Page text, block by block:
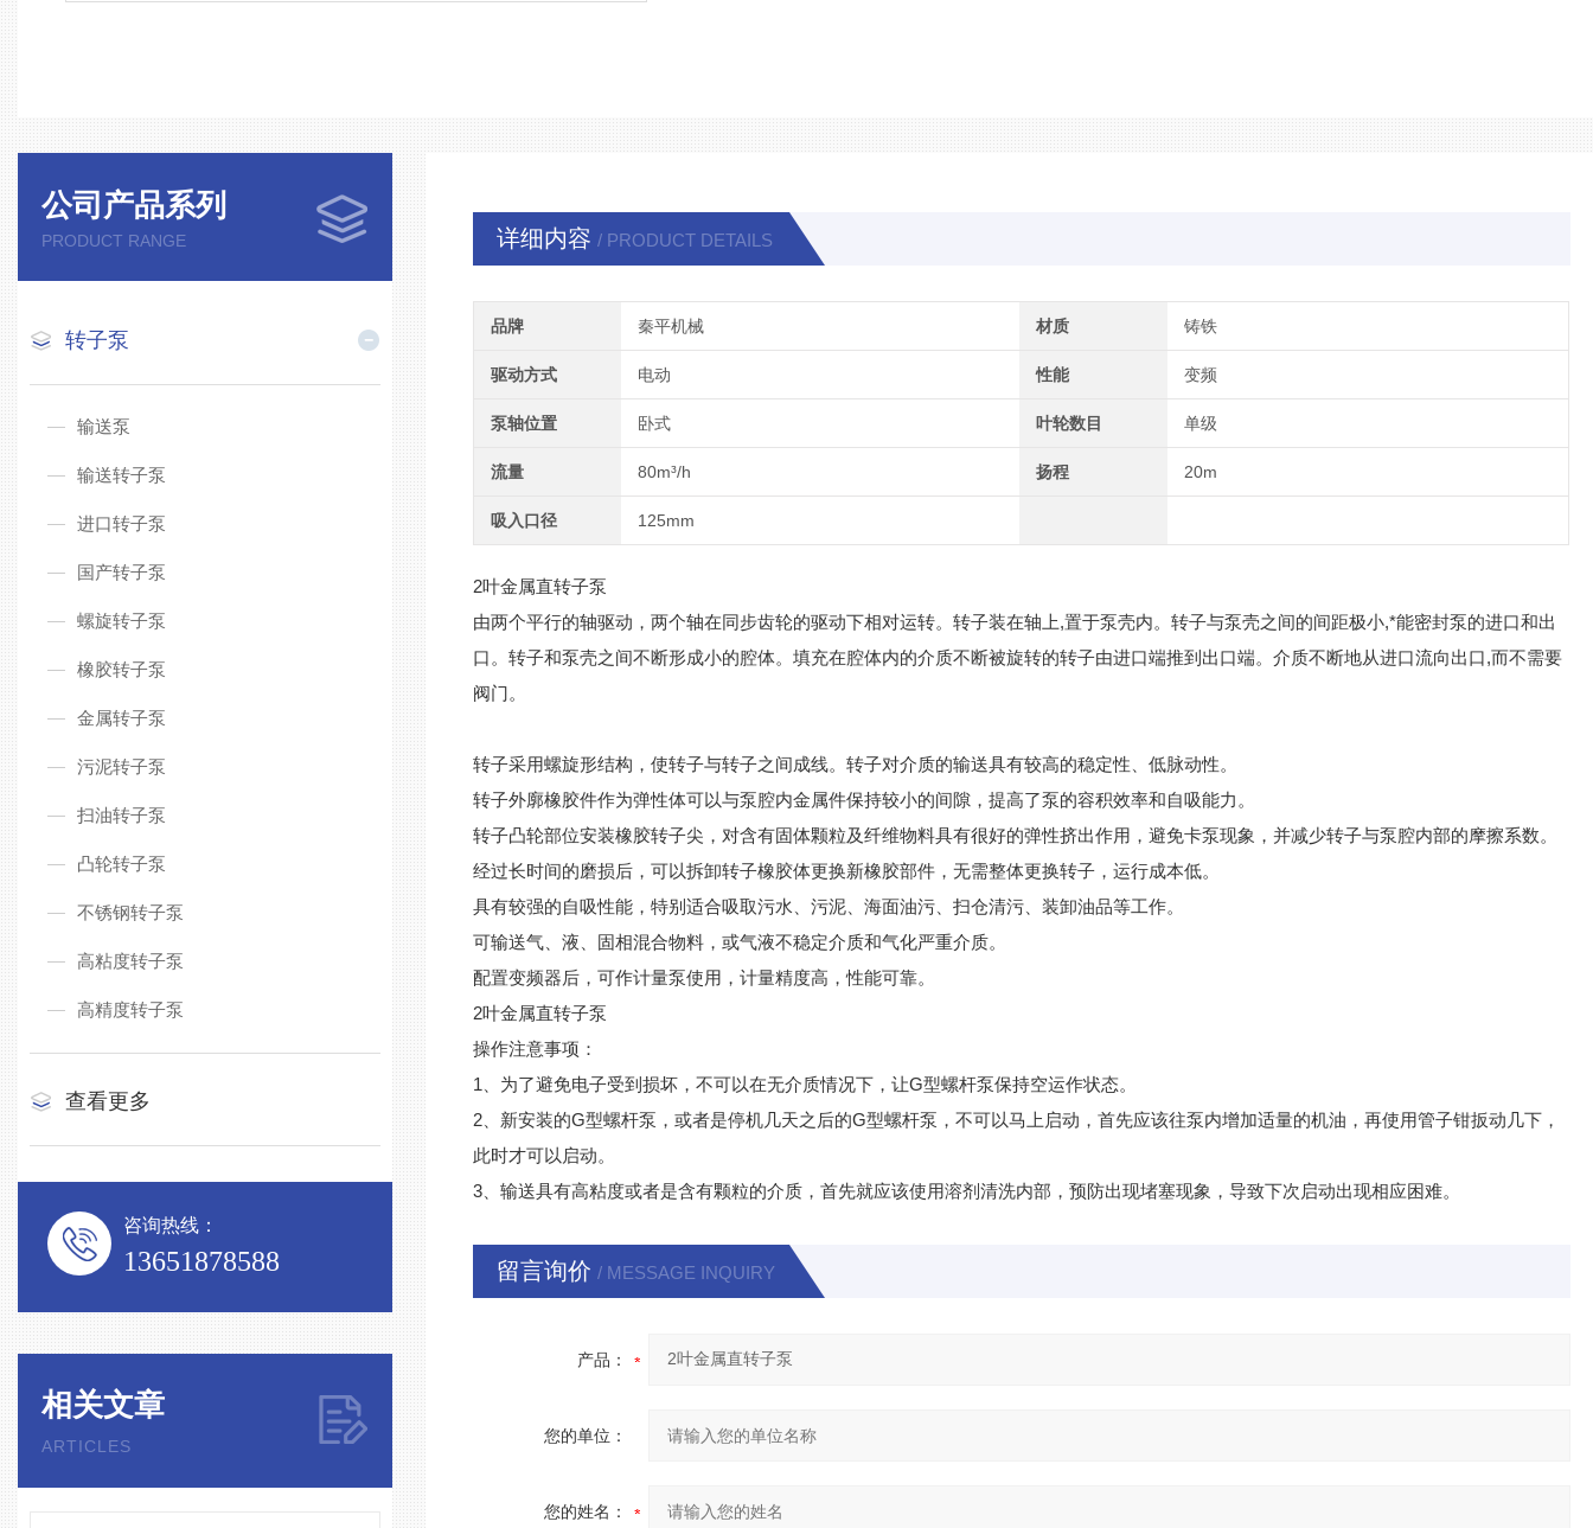
公司产品系列
PRODUCT RANGE
转子泵
输送泵
输送转子泵
进口转子泵
国产转子泵
螺旋转子泵
橡胶转子泵
金属转子泵
污泥转子泵
扫油转子泵
凸轮转子泵
不锈钢转子泵
高粘度转子泵
高精度转子泵
查看更多
咨询热线：
13651878588
相关文章
ARTICLES
详细内容 / PRODUCT DETAILS
品牌 秦平机械 材质 铸铁
驱动方式 电动 性能 变频
泵轴位置 卧式 叶轮数目 单级
流量 80m³/h 扬程 20m
吸入口径 125mm
2叶金属直转子泵
由两个平行的轴驱动，两个轴在同步齿轮的驱动下相对运转。转子装在轴上,置于泵壳内。转子与泵壳之间的间距极小,*能密封泵的进口和出
口。转子和泵壳之间不断形成小的腔体。填充在腔体内的介质不断被旋转的转子由进口端推到出口端。介质不断地从进口流向出口,而不需要
阀门。
转子采用螺旋形结构，使转子与转子之间成线。转子对介质的输送具有较高的稳定性、低脉动性。
转子外廓橡胶件作为弹性体可以与泵腔内金属件保持较小的间隙，提高了泵的容积效率和自吸能力。
转子凸轮部位安装橡胶转子尖，对含有固体颗粒及纤维物料具有很好的弹性挤出作用，避免卡泵现象，并减少转子与泵腔内部的摩擦系数。
经过长时间的磨损后，可以拆卸转子橡胶体更换新橡胶部件，无需整体更换转子，运行成本低。
具有较强的自吸性能，特别适合吸取污水、污泥、海面油污、扫仓清污、装卸油品等工作。
可输送气、液、固相混合物料，或气液不稳定介质和气化严重介质。
配置变频器后，可作计量泵使用，计量精度高，性能可靠。
2叶金属直转子泵
操作注意事项：
1、为了避免电子受到损坏，不可以在无介质情况下，让G型螺杆泵保持空运作状态。
2、新安装的G型螺杆泵，或者是停机几天之后的G型螺杆泵，不可以马上启动，首先应该往泵内增加适量的机油，再使用管子钳扳动几下，
此时才可以启动。
3、输送具有高粘度或者是含有颗粒的介质，首先就应该使用溶剂清洗内部，预防出现堵塞现象，导致下次启动出现相应困难。
留言询价 / MESSAGE INQUIRY
产品：
您的单位：
您的姓名：